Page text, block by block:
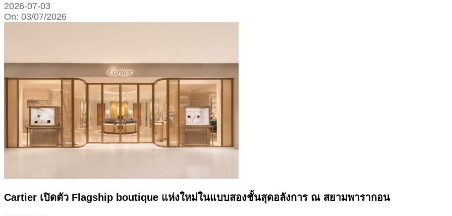
2026-07-03
On: 03/07/2026
Cartier เปิดตัว Flagship boutique แห่งใหม่ในแบบสองชั้นสุดอลังการ ณ สยามพารากอน